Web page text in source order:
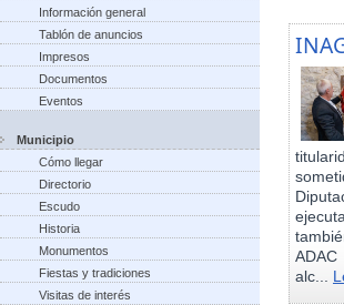
Información general
Tablón de anuncios
Impresos
Documentos
Eventos
Municipio
Cómo llegar
Directorio
Escudo
Historia
Monumentos
Fiestas y tradiciones
Visitas de interés
alc...